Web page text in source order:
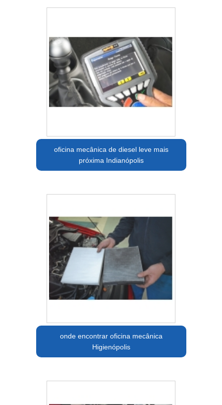
oficina mecânica de diesel leve mais
próxima Indianópolis
onde encontrar oficina mecânica
Higienópolis